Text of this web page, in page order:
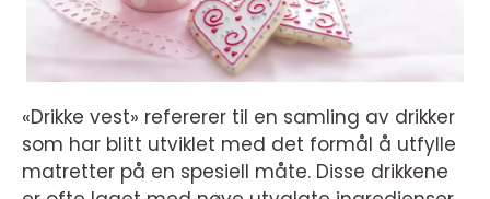
«Drikke vest» refererer til en samling av drikker
som har blitt utviklet med det formål å utfylle
matretter på en spesiell måte. Disse drikkene